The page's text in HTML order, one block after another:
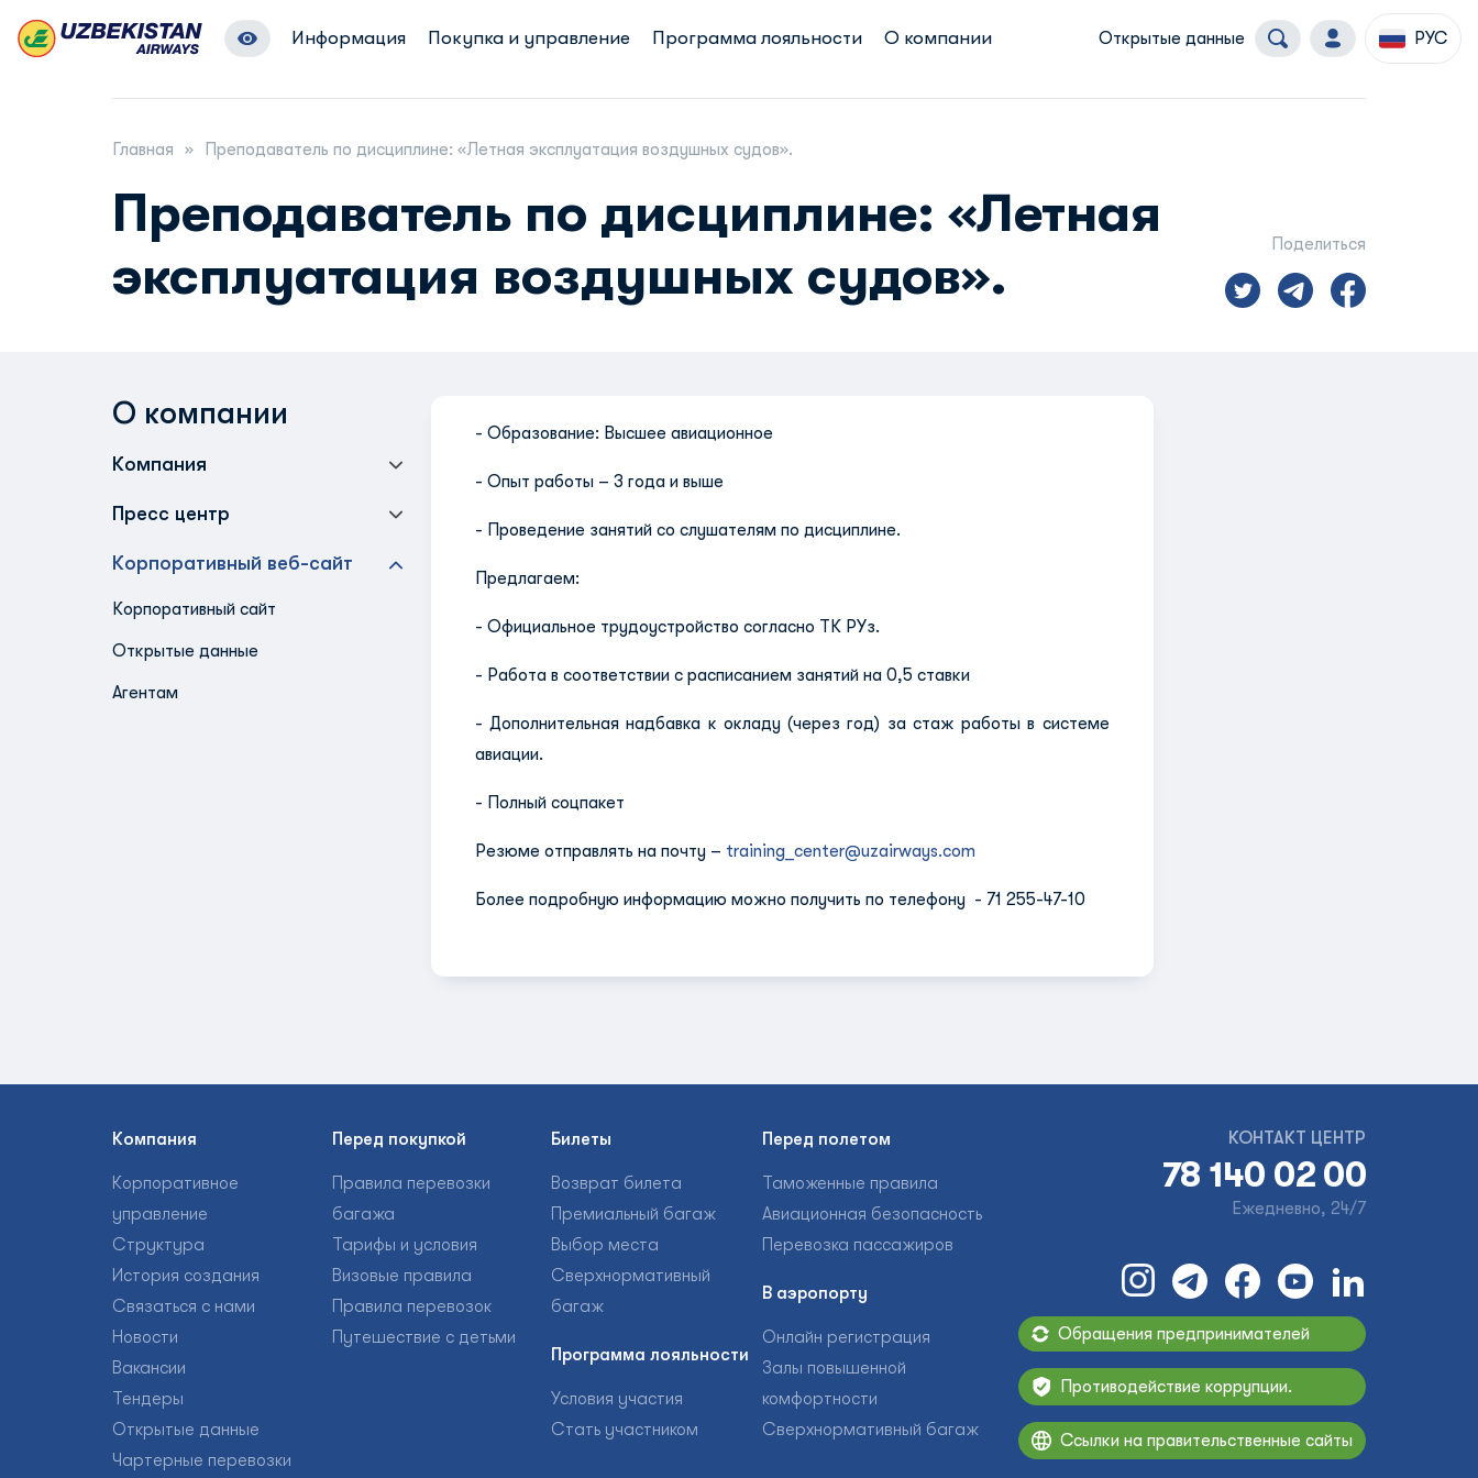
Информация Покупка и управление Программа лояльности О компании Открытые данные РУС
Главная Преподаватель по дисциплине: «Летная эксплуатация воздушных судов».
Преподаватель по дисциплине: «Летная
эксплуатация воздушных судов».
Поделиться
О компании
Компания
Пресс центр
Корпоративный веб-сайт
Корпоративный сайт
Открытые данные
Агентам
- Образование: Высшее авиационное
- Опыт работы – 3 года и выше
- Проведение занятий со слушателям по дисциплине.
Предлагаем:
- Официальное трудоустройство согласно ТК РУз.
- Работа в соответствии с расписанием занятий на 0,5 ставки
- Дополнительная надбавка к окладу (через год) за стаж работы в системе
авиации.
- Полный соцпакет
Резюме отправлять на почту – training_center@uzairways.com
Более подробную информацию можно получить по телефону - 71 255-47-10
Компания
Корпоративное
управление
Структура
История создания
Связаться с нами
Новости
Вакансии
Тендеры
Открытые данные
Чартерные перевозки
Перед покупкой
Правила перевозки
багажа
Тарифы и условия
Визовые правила
Правила перевозок
Путешествие с детьми
Билеты
Возврат билета
Премиальный багаж
Выбор места
Сверхнормативный
багаж
Программа лояльности
Условия участия
Стать участником
Перед полетом
Таможенные правила
Авиационная безопасность
Перевозка пассажиров
В аэропорту
Онлайн регистрация
Залы повышенной
комфортности
Сверхнормативный багаж
КОНТАКТ ЦЕНТР
78 140 02 00
Ежедневно, 24/7
Обращения предпринимателей
Противодействие коррупции.
Ссылки на правительственные сайты